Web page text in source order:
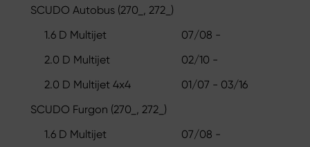
SCUDO Autobus (270_, 272_)
1.6 D Multijet
07/08 -
2.0 D Multijet
02/10 -
2.0 D Multijet 4x4
01/07 - 03/16
SCUDO Furgon (270_, 272_)
1.6 D Multijet
07/08 -